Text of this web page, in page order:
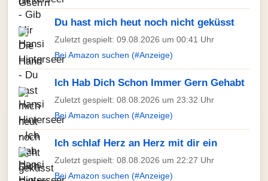
Du hast mich heut noch nicht geküsst
Zuletzt gespielt: 09.08.2026 um 00:41 Uhr
Bei Amazon suchen (#Anzeige)
Ich Hab Dich Schon Immer Gern Gehabt
Zuletzt gespielt: 08.08.2026 um 23:32 Uhr
Bei Amazon suchen (#Anzeige)
Ich schlaf Herz an Herz mit dir ein
Zuletzt gespielt: 08.08.2026 um 22:27 Uhr
Bei Amazon suchen (#Anzeige)